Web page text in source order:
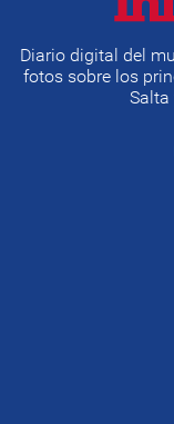
Diario digital del
fotos sobre los
Salta